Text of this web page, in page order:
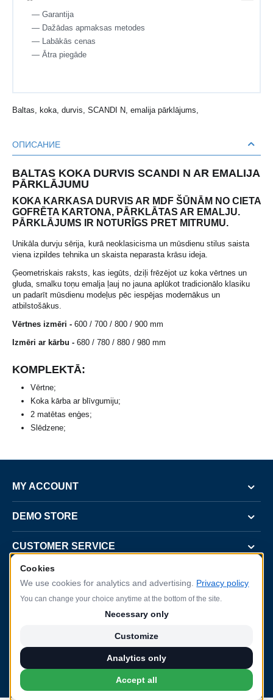
— Garantija
— Dažādas apmaksas metodes
— Labākās cenas
— Ātra piegāde
Baltas, koka, durvis, SCANDI N, emalija pārklājums,
ОПИСАНИЕ
BALTAS KOKA DURVIS SCANDI N AR EMALIJA
PĀRKLĀJUMU
KOKA KARKASA DURVIS AR MDF ŠŪNĀM NO CIETA
GOFRĒTA KARTONA, PĀRKLĀTAS AR EMALJU.
PĀRKLĀJUMS IR NOTURĪGS PRET MITRUMU.
Unikāla durvju sērija, kurā neoklasicisma un mūsdienu stilus saista
viena izpildes tehnika un skaista neparasta krāsu ideja.
Ģeometriskais raksts, kas iegūts, dziļi frēzējot uz koka vērtnes un
gluda, smalku toņu emalja ļauj no jauna aplūkot tradicionālo klasiku
un padarīt mūsdienu modeļus pēc iespējas modernākus un
atbilstošākus.
Vērtnes izmēri -600 / 700 / 800 / 900 mm
Izmēri ar kārbu -680 / 780 / 880 / 980 mm
KOMPLEKTĀ:
Vērtne;
Koka kārba ar blīvgumiju;
2 matētas enģes;
Slēdzene;
MY ACCOUNT
DEMO STORE
CUSTOMER SERVICE
Latvijas Investīciju un attīstības aģentūru (LIAA) par projektu "Starptautiskās
konkurētspējas veicināšana", ko līdzfinansē Eiropas Reģionālās attīstības fonds.
Cookies
We use cookies for analytics and advertising. Privacy policy
You can change your choice anytime at the bottom of the site.
Necessary only
Customize
Analytics only
Accept all